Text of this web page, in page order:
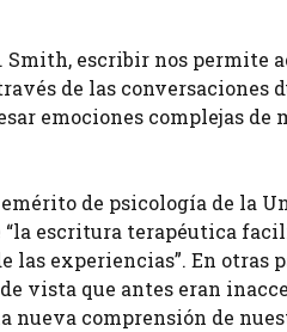
escribir nos permite
de las
emociones complejas
emérito de psicología de la
“la escritura terapéutica
experiencias”. En otras
vista que antes eran
nueva comprensión de